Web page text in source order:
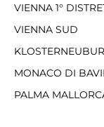
VIENNA 1°
VIENNA SUD
MONACO DI
PALMA